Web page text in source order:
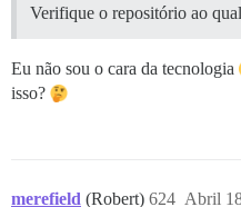
Verifique o repositório ao
Eu não sou o cara da tecnologia
isso?
merefield (Robert) Abril
624